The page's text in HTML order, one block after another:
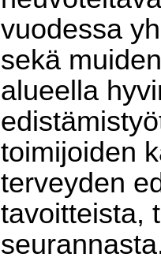
vuodessa
sekä
alueella
toimijoiden
terveyden
tavoitteista,